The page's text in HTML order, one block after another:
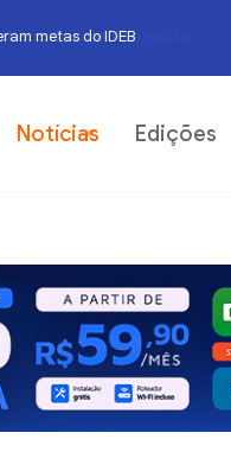
metas do IDEB
Notícias Edições